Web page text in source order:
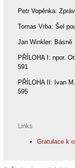
Petr Vopěnka:
Tomas Vrba: Šel
Jan Winkler:
PŘÍLOHA I: npor.
591
PŘÍLOHA II: Ivan
595
Links
Gratulace k